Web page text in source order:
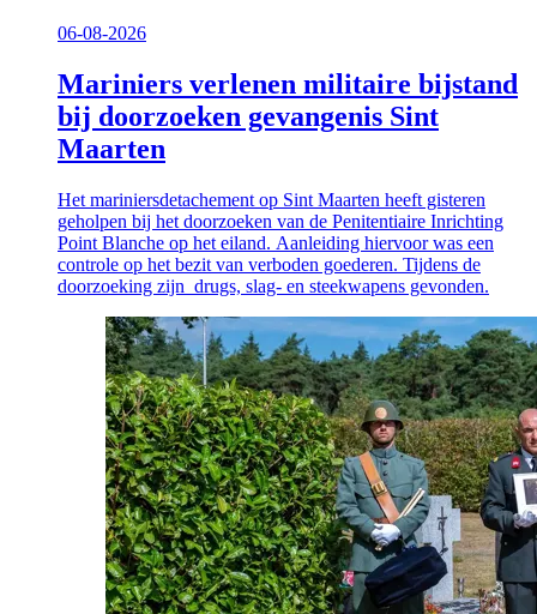
06-08-2026
Mariniers verlenen militaire bijstand
bij doorzoeken gevangenis Sint
Maarten
Het mariniersdetachement op Sint Maarten heeft gisteren
geholpen bij het doorzoeken van de Penitentiaire Inrichting
Point Blanche op het eiland. Aanleiding hiervoor was een
controle op het bezit van verboden goederen. Tijdens de
doorzoeking zijn drugs, slag- en steekwapens gevonden.